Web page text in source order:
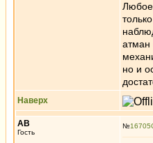
Любое
атман
но и
Наверх
АВ
Гость
№16705